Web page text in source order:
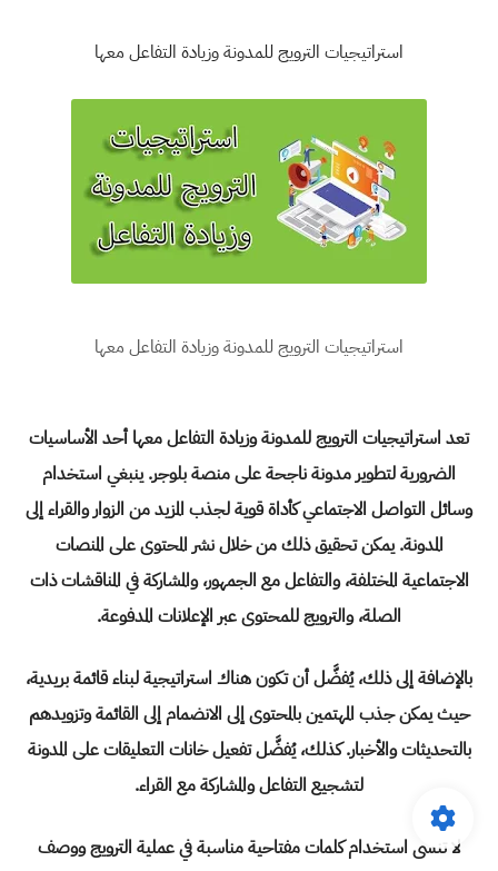
استراتيجيات الترويج للمدونة وزيادة التفاعل معها
استراتيجيات الترويج للمدونة وزيادة التفاعل معها
تعد استراتيجيات الترويج للمدونة وزيادة التفاعل معها أحد الأساسيات
الضرورية لتطوير مدونة ناجحة على منصة بلوجر. ينبغي استخدام
وسائل التواصل الاجتماعي كأداة قوية لجذب المزيد من الزوار والقراء إلى
المدونة. يمكن تحقيق ذلك من خلال نشر المحتوى على المنصات
الاجتماعية المختلفة، والتفاعل مع الجمهور، والمشاركة في المناقشات ذات
الصلة، والترويج للمحتوى عبر الإعلانات المدفوعة.
بالإضافة إلى ذلك، يُفضَّل أن تكون هناك استراتيجية لبناء قائمة بريدية،
حيث يمكن جذب المهتمين بالمحتوى إلى الانضمام إلى القائمة وتزويدهم
بالتحديثات والأخبار. كذلك، يُفضَّل تفعيل خانات التعليقات على المدونة
لتشجيع التفاعل والمشاركة مع القراء.
لا تنسى استخدام كلمات مفتاحية مناسبة في عملية الترويج ووصف